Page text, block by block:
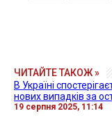
ЧИТАЙТЕ ТАКОЖ »
В Україні
нових випадків за
19 серпня 2025, 11:14